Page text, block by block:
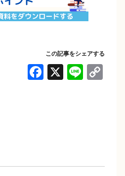
この記事をシェアする
F
o
X Li